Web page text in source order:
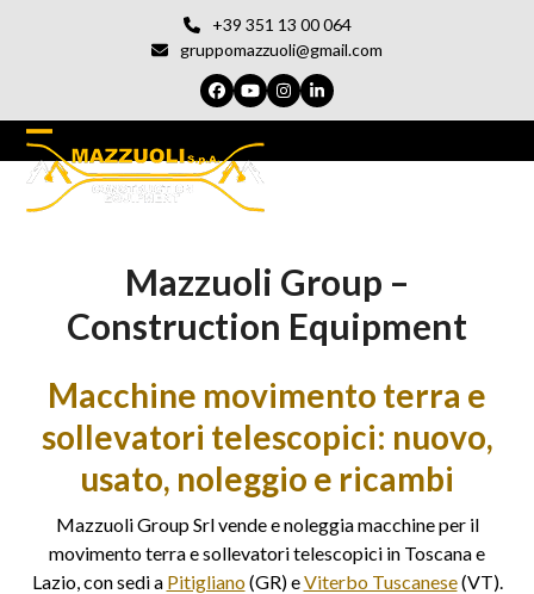
+39 351 13 00 064
gruppomazzuoli@gmail.com
Facebook
YouTubeInstagram
LinkedIn
Open
mobile
Chiudi
cellulare
Mazzuoli Group –
Construction Equipment
Macchine movimento terra e
sollevatori telescopici: nuovo,
usato, noleggio e ricambi
Mazzuoli Group Srl vende e noleggia macchine per il
movimento terra e sollevatori telescopici in Toscana e
Lazio, con sedi a Pitigliano(GR) eViterbo Tuscanese(VT).